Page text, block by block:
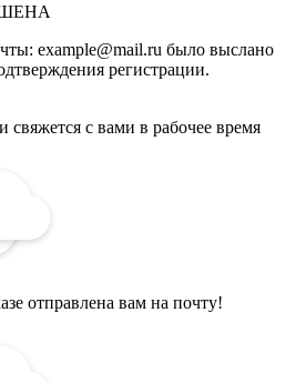
example@mail.ru было выслано
регистрации.
свяжется с вами в рабочее время
отправлена вам на почту!